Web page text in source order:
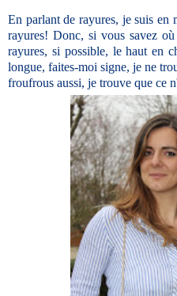
En parlant de rayures, je suis en
rayures! Donc, si vous savez
rayures, si possible, le haut en
longue, faites-moi signe, je ne
froufrous aussi, je trouve que ce